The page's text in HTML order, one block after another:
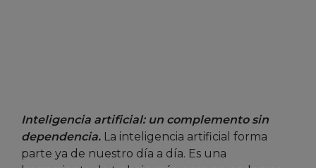
Inteligencia artificial: un complemento sin
dependencia. La inteligencia artificial forma
parte ya de nuestro día a día. Es una